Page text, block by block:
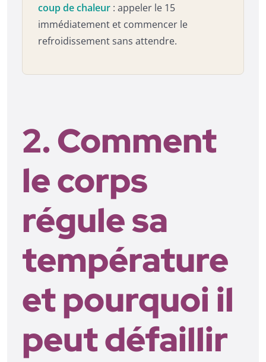
coup de chaleur : appeler le 15
immédiatement et commencer le
refroidissement sans attendre.
2. Comment
le corps
régule sa
température
et pourquoi il
peut défaillir